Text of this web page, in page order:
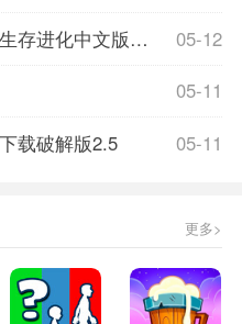
05-12
进化中文版下载
05-11
05-11
载破解版2.5
更多>